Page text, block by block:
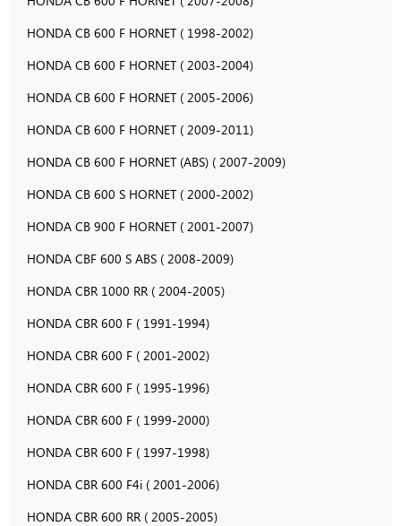
HONDA CB 600 F HORNET ( 1998-2002)
HONDA CB 600 F HORNET ( 2003-2004)
HONDA CB 600 F HORNET ( 2005-2006)
HONDA CB 600 F HORNET ( 2009-2011)
HONDA CB 600 F HORNET (ABS) ( 2007-2009)
HONDA CB 600 S HORNET ( 2000-2002)
HONDA CB 900 F HORNET ( 2001-2007)
HONDA CBF 600 S ABS ( 2008-2009)
HONDA CBR 1000 RR ( 2004-2005)
HONDA CBR 600 F ( 1991-1994)
HONDA CBR 600 F ( 2001-2002)
HONDA CBR 600 F ( 1995-1996)
HONDA CBR 600 F ( 1999-2000)
HONDA CBR 600 F ( 1997-1998)
HONDA CBR 600 F4i ( 2001-2006)
HONDA CBR 600 RR ( 2005-2005)